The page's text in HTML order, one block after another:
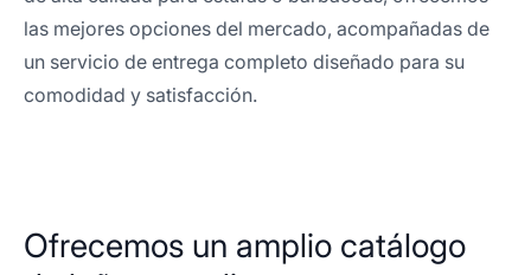
las mejores opciones del mercado, acompañadas de
un servicio de entrega completo diseñado para su
comodidad y satisfacción.
Ofrecemos un amplio catálogo